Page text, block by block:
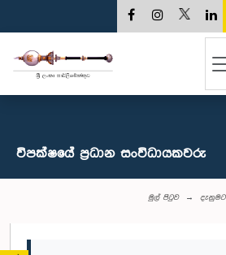
විපක්ෂයේ ප්‍රධාන සංවිධායකවරු
මුල් පිටුව දැනුමට